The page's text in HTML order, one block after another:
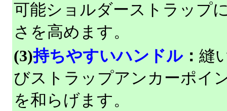
可能ショルダーストラップ
さを高めます。
(3)持ちやすいハンドル： 縫
びストラップアンカーポイ
を和らげます。